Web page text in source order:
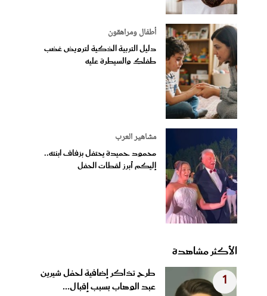
أطفال ومراهقون
دليل التربية الذكية لترويض غضب
طفلكِ والسيطرة عليه
مشاهير العرب
محمود حميدة يحتفل بزفاف ابنته..
إليكم أبرز لقطات الحفل
الأكثر مشاهدة
1
طرح تذاكر إضافية لحفل شيرين
عبد الوهاب بسبب إقبال...